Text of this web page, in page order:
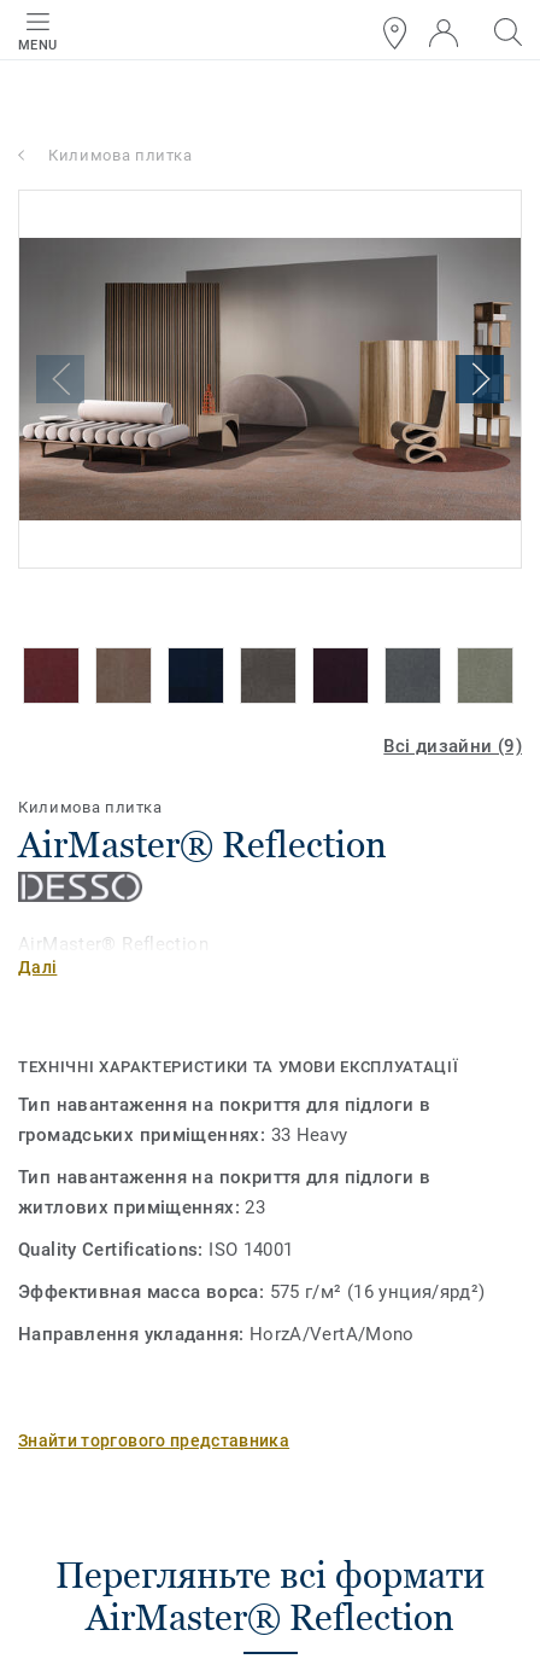
MENU
Килимова плитка
Всі дизайни (9)
Килимова плитка
AirMaster® Reflection
AirMaster® Reflection
Далі
ТЕХНІЧНІ ХАРАКТЕРИСТИКИ ТА УМОВИ ЕКСПЛУАТАЦІЇ
Тип навантаження на покриття для підлоги в
громадських приміщеннях: 33 Heavy
Тип навантаження на покриття для підлоги в
житлових приміщеннях:23
Quality Certifications: ISO 14001
Эффективная масса ворса: 575 г/м² (16 унция/ярд²)
Направлення укладання: HorzA/VertA/Mono
Знайти торгового представника
Перегляньте всі формати
AirMaster® Reflection